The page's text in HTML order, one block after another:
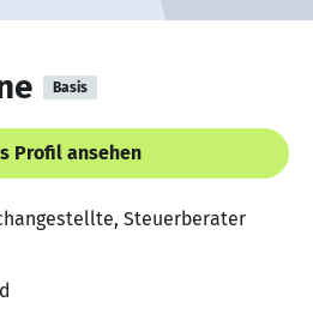
Basis
Profil ansehen
Steuerberater